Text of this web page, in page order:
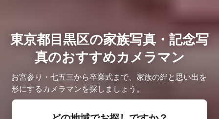
東京都目黒区の家族写真・記念写
真のおすすめカメラマン
お宮参り・七五三から卒業式まで、家族の絆と思い出を
形にするカメラマンを探しましょう。